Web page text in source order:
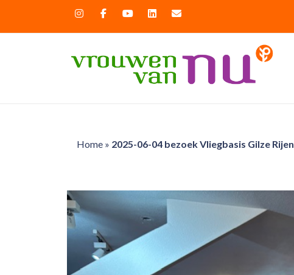
Home» 2025-06-04 bezoek Vliegbasis Gilze Rijen